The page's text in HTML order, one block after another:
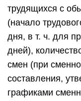
трудящихся с
(начало
дня, в т. ч. для
дней),
смен (при
составления,
графиками